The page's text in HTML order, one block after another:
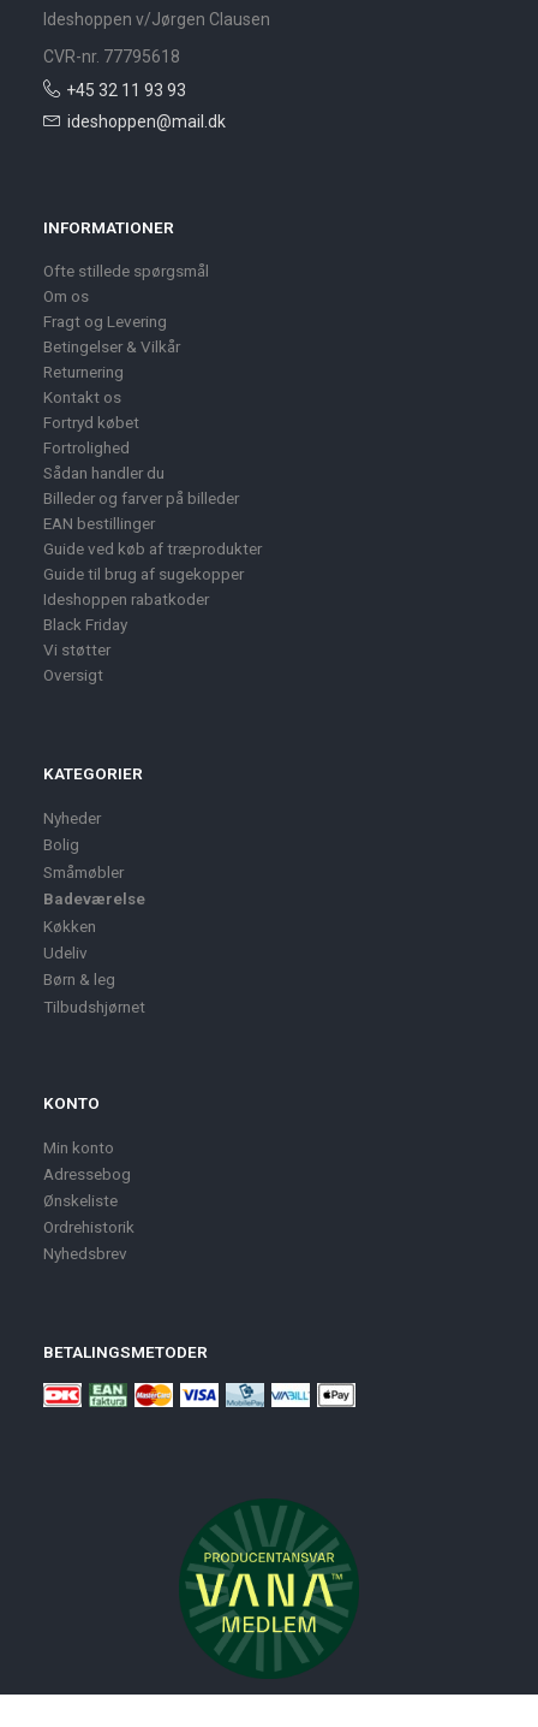
Ideshoppen v/Jørgen Clausen
CVR-nr. 77795618
+45 32 11 93 93
ideshoppen@mail.dk
INFORMATIONER
Ofte stillede spørgsmål
Om os
Fragt og Levering
Betingelser & Vilkår
Returnering
Kontakt os
Fortryd købet
Fortrolighed
Sådan handler du
Billeder og farver på billeder
EAN bestillinger
Guide ved køb af træprodukter
Guide til brug af sugekopper
Ideshoppen rabatkoder
Black Friday
Vi støtter
Oversigt
KATEGORIER
Nyheder
Bolig
Småmøbler
Badeværelse
Køkken
Udeliv
Børn & leg
Tilbudshjørnet
KONTO
Min konto
Adressebog
Ønskeliste
Ordrehistorik
Nyhedsbrev
BETALINGSMETODER